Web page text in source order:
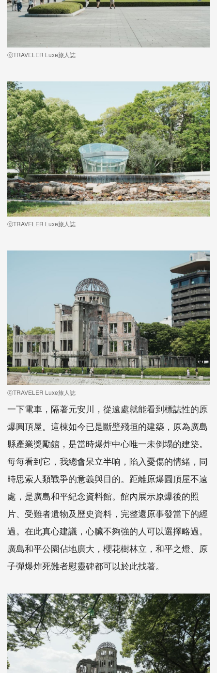
ⓒTRAVELER Luxe旅人誌
ⓒTRAVELER Luxe旅人誌
ⓒTRAVELER Luxe旅人誌
一下電車，隔著元安川，從遠處就能看到標誌性的原
爆圓頂屋。這棟如今已是斷壁殘垣的建築，原為廣島
縣產業獎勵館，是當時爆炸中心唯一未倒塌的建築。
每每看到它，我總會呆立半响，陷入憂傷的情緒，同
時思索人類戰爭的意義與目的。距離原爆圓頂屋不遠
處，是廣島和平紀念資料館。館內展示原爆後的照
片、受難者遺物及歷史資料，完整還原事發當下的經
過。在此真心建議，心臟不夠強的人可以選擇略過。
廣島和平公園佔地廣大，櫻花樹林立，和平之燈、原
子彈爆炸死難者慰靈碑都可以於此找著。